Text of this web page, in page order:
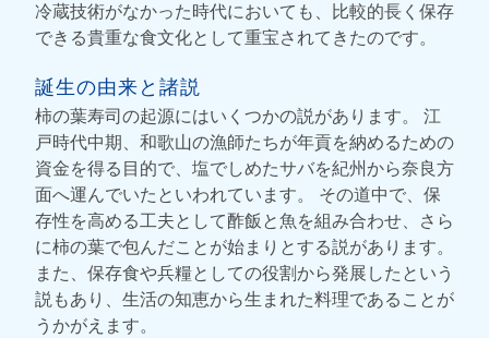
冷蔵技術がなかった時代においても、比較的長く保存
できる貴重な食文化として重宝されてきたのです。
誕生の由来と諸説
柿の葉寿司の起源にはいくつかの説があります。 江
戸時代中期、和歌山の漁師たちが年貢を納めるための
資金を得る目的で、塩でしめたサバを紀州から奈良方
面へ運んでいたといわれています。 その道中で、保
存性を高める工夫として酢飯と魚を組み合わせ、さら
に柿の葉で包んだことが始まりとする説があります。
また、保存食や兵糧としての役割から発展したという
説もあり、生活の知恵から生まれた料理であることが
うかがえます。